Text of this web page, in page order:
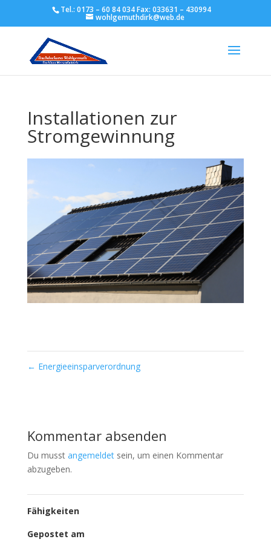
Tel.: 0173 – 60 84 034 Fax: 033631 – 430994
wohlgemuthdirk@web.de
Installationen zur
Stromgewinnung
← Energieeinsparverordnung
Kommentar absenden
Du musst angemeldetsein, um einen Kommentar
abzugeben.
Fähigkeiten
Gepostet am